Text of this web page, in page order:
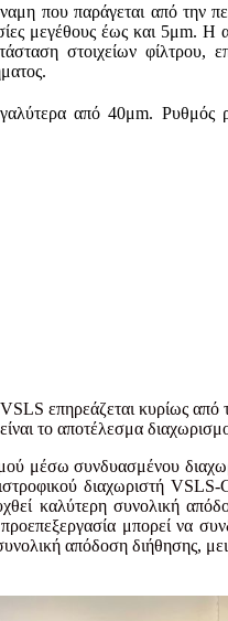
που παράγεται από την
μεγέθους έως και 5μm.
στοιχείων
από 40μm. Ρυθμός
επηρεάζεται κυρίως από
το αποτέλεσμα
μέσω συνδυασμένου
διαχωριστή
καλύτερη συνολική
μπορεί να
απόδοση διήθησης,